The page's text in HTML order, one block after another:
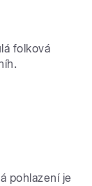
folková
pohlazení je